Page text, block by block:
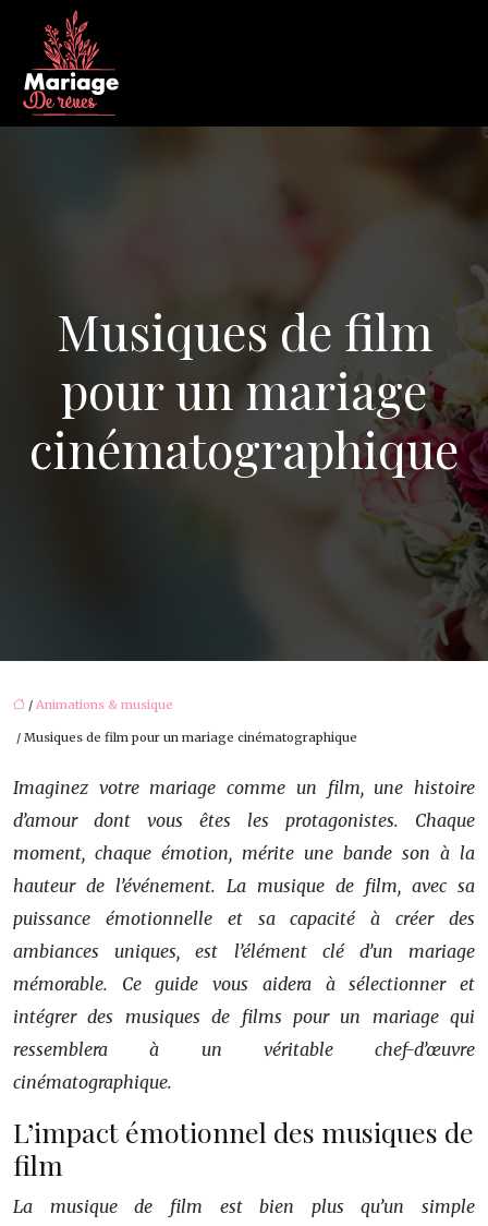
Musiques de film
pour un mariage
cinématographique
/ Animations & musique
/ Musiques de film pour un mariage cinématographique
Imaginez votre mariage comme un film, une histoire
d’amour dont vous êtes les protagonistes. Chaque
moment, chaque émotion, mérite une bande son à la
hauteur de l’événement. La musique de film, avec sa
puissance émotionnelle et sa capacité à créer des
ambiances uniques, est l’élément clé d’un mariage
mémorable. Ce guide vous aidera à sélectionner et
intégrer des musiques de films pour un mariage qui
ressemblera à un véritable chef-d’œuvre
cinématographique.
L’impact émotionnel des musiques de
film
La musique de film est bien plus qu’un simple